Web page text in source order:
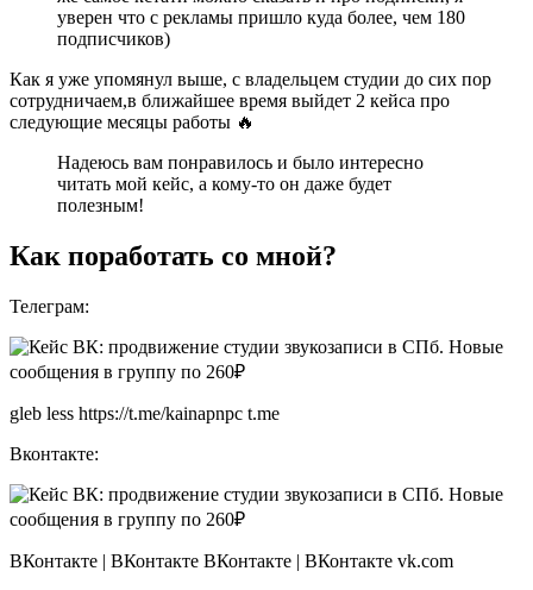
уверен что с рекламы пришло куда более, чем 180
подписчиков)
Как я уже упомянул выше, с владельцем студии до сих пор
сотрудничаем,в ближайшее время выйдет 2 кейса про
следующие месяцы работы 🔥
Надеюсь вам понравилось и было интересно
читать мой кейс, а кому-то он даже будет
полезным!
Как поработать со мной?
Телеграм:
gleb less https://t.me/kainapnpc t.me
Вконтакте:
ВКонтакте | ВКонтакте ВКонтакте | ВКонтакте vk.com